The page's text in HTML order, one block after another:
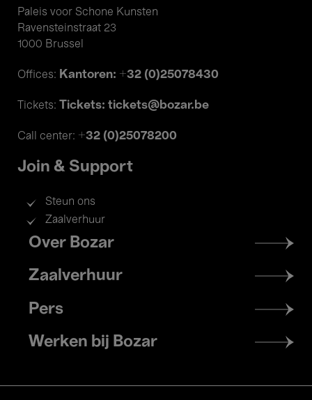
Paleis voor Schone Kunsten
Ravensteinstraat 23
1000 Brussel
Offices: Kantoren: +32 (0)25078430
Tickets: Tickets: tickets@bozar.be
Call center: +32 (0)25078200
Join & Support
Steun ons
Zaalverhuur
Footer
menu
Over Bozar
Zaalverhuur
Pers
Werken bij Bozar